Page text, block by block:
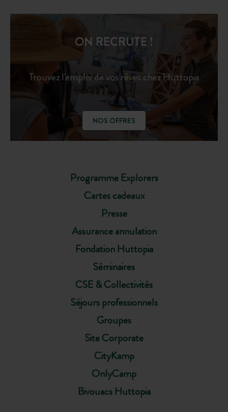
Programme Explorers
Cartes cadeaux
Presse
Assurance annulation
Fondation Huttopia
Séminaires
CSE & Collectivités
Séjours professionnels
Groupes
Site Corporate
CityKamp
OnlyCamp
Bivouacs Huttopia
ON RECRUTE !
Trouvez l'emploi de vos rêves chez Huttopia
NOS OFFRES